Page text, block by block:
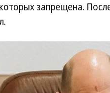
запрещена.